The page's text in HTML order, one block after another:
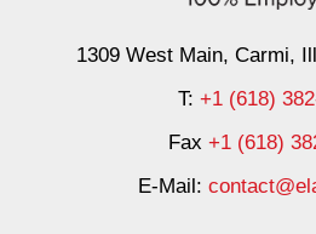
1309 West Main, Carmi,
T: +1 (618)
Fax +1 (618)
E-Mail: